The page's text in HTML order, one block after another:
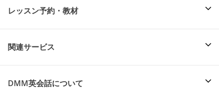
レッスン予約・教材
関連サービス
DMM英会話について